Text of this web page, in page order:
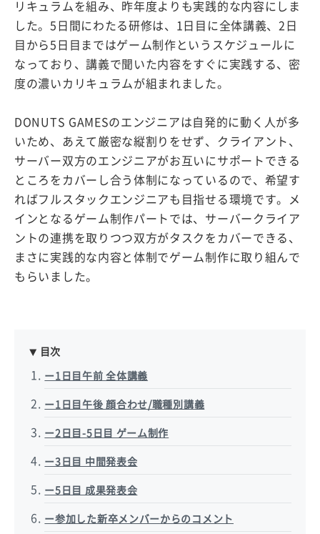
リキュラムを組み、昨年度よりも実践的な内容にしま
した。5日間にわたる研修は、1日目に全体講義、2日
目から5日目まではゲーム制作というスケジュールに
なっており、講義で聞いた内容をすぐに実践する、密
度の濃いカリキュラムが組まれました。
DONUTS GAMESのエンジニアは自発的に動く人が多
いため、あえて厳密な縦割りをせず、クライアント、
サーバー双方のエンジニアがお互いにサポートできる
ところをカバーし合う体制になっているので、希望す
ればフルスタックエンジニアも目指せる環境です。メ
インとなるゲーム制作パートでは、サーバークライア
ントの連携を取りつつ双方がタスクをカバーできる、
まさに実践的な内容と体制でゲーム制作に取り組んで
もらいました。
目次
ー1日目午前 全体講義
ー1日目午後 顔合わせ/職種別講義
ー2日目-5日目 ゲーム制作
ー3日目 中間発表会
ー5日目 成果発表会
ー参加した新卒メンバーからのコメント